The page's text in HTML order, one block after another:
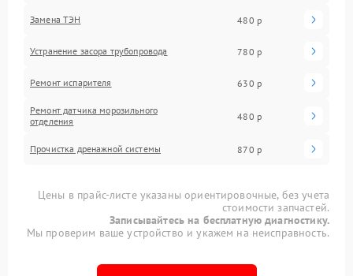
Замена ТЭН 480 р
Устранение засора трубопровода 780 р
Ремонт испарителя 630 р
Ремонт датчика морозильного
отделения
480 р
Прочистка дренажной системы 870 р
Цены в прайс-листе указаны ориентировочные, без учета
стоимости запчастей.
Записывайтесь на бесплатную диагностику.
Мы проверим ваше устройство и укажем на неисправность.